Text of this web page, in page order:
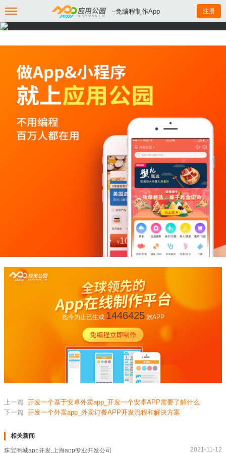
--免编程制作App 注册
迄今为止已生成 1446425款APP
上一篇 开发一个基于安卓外卖app_开发一个安卓APP需要了解什么
下一篇 开发一个外卖app_外卖订餐APP开发流程和解决方案
相关新闻
珠宝商城app开发,上海app专业开发公司 2021-11-12